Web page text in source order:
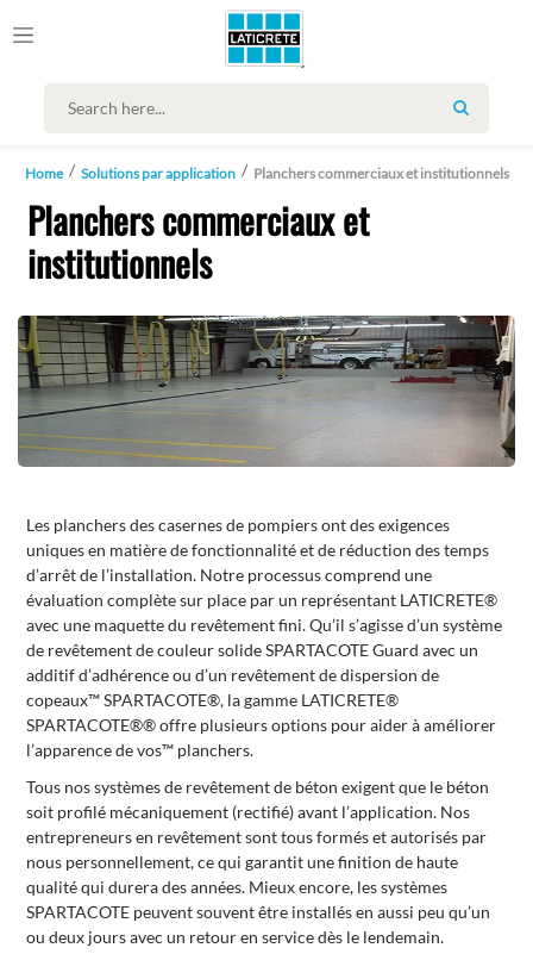
SEARCH
Home Solutions par application Planchers commerciaux et institutionnels
Planchers commerciaux et
institutionnels
Les planchers des casernes de pompiers ont des exigences
uniques en matière de fonctionnalité et de réduction des temps
d’arrêt de l’installation. Notre processus comprend une
évaluation complète sur place par un représentant LATICRETE®
avec une maquette du revêtement fini. Qu’il s’agisse d’un système
de revêtement de couleur solide SPARTACOTE Guard avec un
additif d’adhérence ou d’un revêtement de dispersion de
copeaux™ SPARTACOTE®, la gamme LATICRETE®
SPARTACOTE®® offre plusieurs options pour aider à améliorer
l’apparence de vos™ planchers.
Tous nos systèmes de revêtement de béton exigent que le béton
soit profilé mécaniquement (rectifié) avant l’application. Nos
entrepreneurs en revêtement sont tous formés et autorisés par
nous personnellement, ce qui garantit une finition de haute
qualité qui durera des années. Mieux encore, les systèmes
SPARTACOTE peuvent souvent être installés en aussi peu qu’un
ou deux jours avec un retour en service dès le lendemain.